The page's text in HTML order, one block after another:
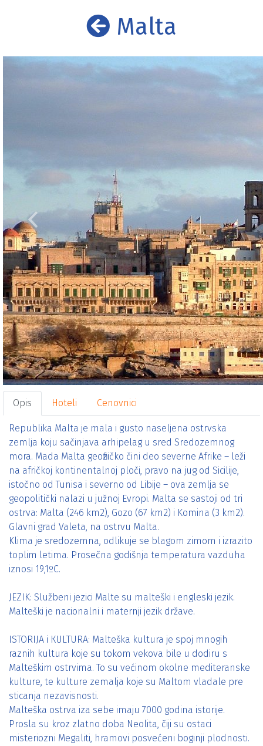
Malta
Prethodni
Opis Hoteli Cenovnici
Republika Malta je mala i gusto naseljena ostrvska
zemlja koju sačinjava arhipelag u sred Sredozemnog
mora. Mada Malta geofizičko čini deo severne Afrike – leži
na afričkoj kontinentalnoj ploči, pravo na jug od Sicilije,
istočno od Tunisa i severno od Libije – ova zemlja se
geopolitički nalazi u južnoj Evropi. Malta se sastoji od tri
ostrva: Malta (246 km2), Gozo (67 km2) i Komina (3 km2).
Glavni grad Valeta, na ostrvu Malta.
Klima je sredozemna, odlikuje se blagom zimom i izrazito
toplim letima. Prosečna godišnja temperatura vazduha
iznosi 19,1ºC.
ЈЕZIK: Službeni jezici Malte su malteški i engleski jezik.
Malteški je nacionalni i maternji jezik države.
ISTORIJA i КULTURA: Malteška kultura je spoj mnogih
raznih kultura koje su tokom vekova bile u dodiru s
Malteškim ostrvima. To su većinom okolne mediteranske
kulture, te kulture zemalja koje su Maltom vladale pre
sticanja nezavisnosti.
Malteška ostrva iza sebe imaju 7000 godina istorije.
Prosla su kroz zlatno doba Neolita, čiji su ostaci
misteriozni Megaliti, hramovi posvećeni boginji plodnosti.